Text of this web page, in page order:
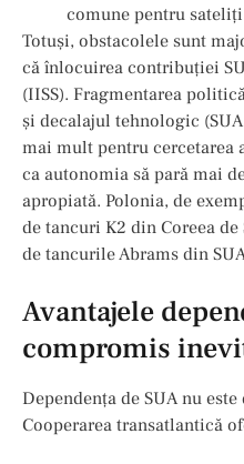
comune pentru
Totuși, obstacolele sunt
că înlocuirea contribuției
(IISS). Fragmentarea
și decalajul tehnologic
mai mult pentru cercetarea
ca autonomia să pară mai
apropiată. Polonia, de
de tancuri K2 din Coreea
de tancurile Abrams din
Avantajele
compromis
Dependența de SUA nu
Cooperarea transatlantică